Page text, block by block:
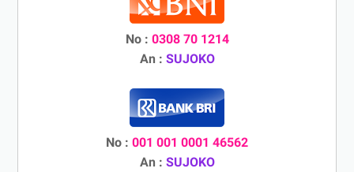
No : 0308 70 1214
An : SUJOKO
No : 001 001 0001 46562
An : SUJOKO